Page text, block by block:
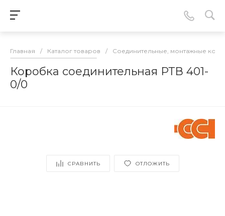
Главная / Каталог товаров / Соединительные, монтажные
Коробка соединительная РТВ 401-
0/0
СРАВНИТЬ ОТЛОЖИТЬ